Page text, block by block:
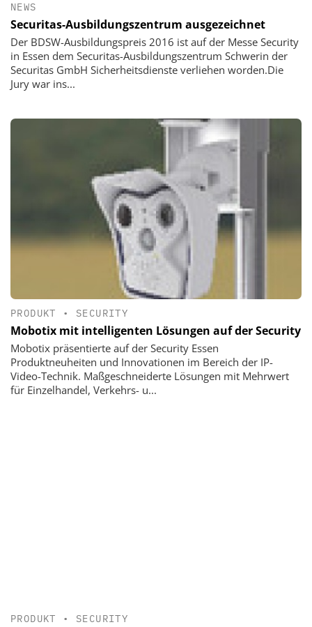
NEWS
Securitas-Ausbildungszentrum ausgezeichnet
Der BDSW-Ausbildungspreis 2016 ist auf der Messe Security
in Essen dem Securitas-Ausbildungszentrum Schwerin der
Securitas GmbH Sicherheitsdienste verliehen worden.Die
Jury war ins...
PRODUKT • SECURITY
Mobotix mit intelligenten Lösungen auf der Security
Mobotix präsentierte auf der Security Essen
Produktneuheiten und Innovationen im Bereich der IP-
Video-Technik. Maßgeschneiderte Lösungen mit Mehrwert
für Einzelhandel, Verkehrs- u...
PRODUKT • SECURITY